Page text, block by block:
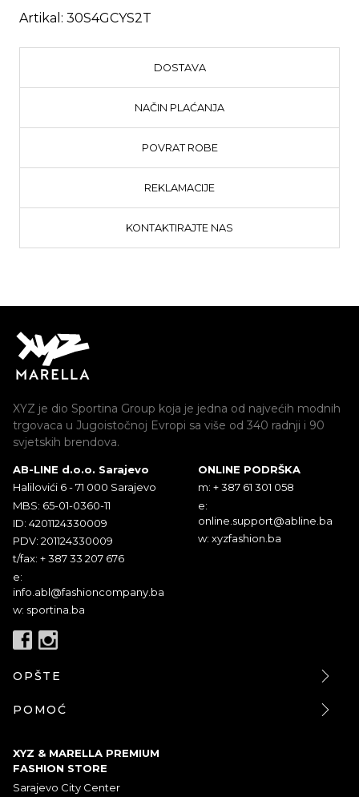
Artikal: 30S4GCYS2T
DOSTAVA
NAČIN PLAĆANJA
POVRAT ROBE
REKLAMACIJE
KONTAKTIRAJTE NAS
XYZ je dio Sportina Group koja je jedna od najvećih modnih
trgovaca u Jugoistočnoj Evropi sa više od 340 radnji i 90
svjetskih brendova.
AB-LINE d.o.o. Sarajevo
Halilovići 6 - 71 000 Sarajevo
MBS: 65-01-0360-11
ID: 4201124330009
PDV: 201124330009
t/fax: + 387 33 207 676
e:
info.abl@fashioncompany.ba
w: sportina.ba
ONLINE PODRŠKA
m: + 387 61 301 058
e:
online.support@abline.ba
w: xyzfashion.ba
OPŠTE
POMOĆ
XYZ & MARELLA PREMIUM
FASHION STORE
Sarajevo City Center